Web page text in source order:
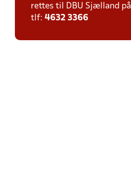
rettes til DBU Sjælland på
tlf: 4632 3366